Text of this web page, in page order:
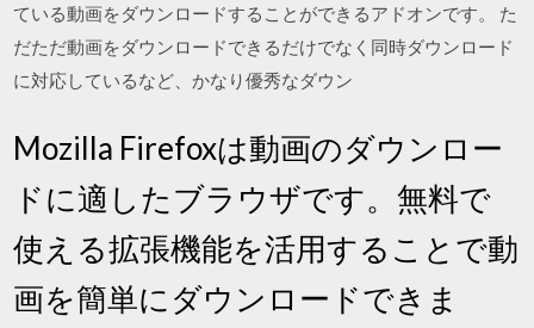
ている動画をダウンロードすることができるアドオンです。 た
だただ動画をダウンロードできるだけでなく同時ダウンロード
に対応しているなど、かなり優秀なダウン
Mozilla Firefoxは動画のダウンロー
ドに適したブラウザです。無料で
使える拡張機能を活用することで動
画を簡単にダウンロードできま